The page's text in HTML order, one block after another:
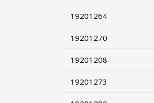
19201264
19201270
19201208
19201273